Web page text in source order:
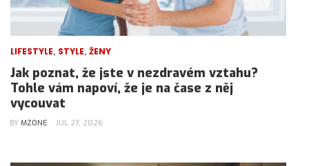
LIFESTYLE, STYLE, ŽENY
Jak poznat, že jste v nezdravém vztahu?
Tohle vám napoví, že je na čase z něj
vycouvat
BY MZONE JUL 27, 2026